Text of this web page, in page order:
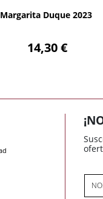
Margarita Duque 2023
14,30 €